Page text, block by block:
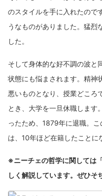
のスタイルを手に入れたので
うなものがありました。猛烈
した。
そして身体的な好不調の波と
状態にも悩まされます。精神
悪いものとなり、授業どころ
とき、大学を一旦休職します
ったため、1879年に退職。
は、10年ほど在籍したことに
※ニーチェの哲学に関しては
しく解説しています。ぜひそ